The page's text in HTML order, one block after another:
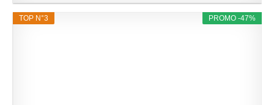
PROMO -47%
TOP N°3